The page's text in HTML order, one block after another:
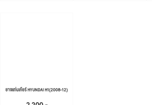
ยางแท่นเกียร์ HYUNDAI H1(2008-12)